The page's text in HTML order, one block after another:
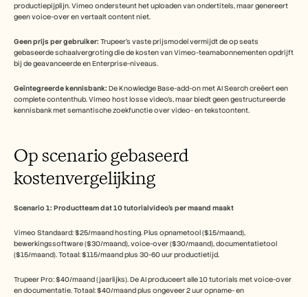
productiepijplijn. Vimeo ondersteunt het uploaden van ondertitels, maar genereert
geen voice-over en vertaalt content niet.
Geen prijs per gebruiker: Trupeer's vaste prijsmodel vermijdt de op seats
gebaseerde schaalvergroting die de kosten van Vimeo-teamabonnementen opdrijft
bij de geavanceerde en Enterprise-niveaus.
Geïntegreerde kennisbank: De Knowledge Base-add-on met AI Search creëert een
complete contenthub. Vimeo host losse video's, maar biedt geen gestructureerde
kennisbank met semantische zoekfunctie over video- en tekstcontent.
Op scenario gebaseerd
kostenvergelijking
Scenario 1: Productteam dat 10 tutorialvideo's per maand maakt
Vimeo Standaard: $25/maand hosting. Plus opnametool ($15/maand),
bewerkingssoftware ($30/maand), voice-over ($30/maand), documentatietool
($15/maand). Totaal: $115/maand plus 30-60 uur productietijd.
Trupeer Pro: $40/maand (jaarlijks). De AI produceert alle 10 tutorials met voice-over
en documentatie. Totaal: $40/maand plus ongeveer 2 uur opname- en